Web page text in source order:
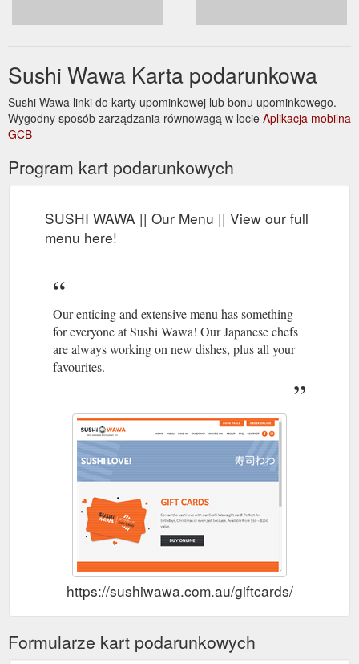
Sushi Wawa Karta podarunkowa
Sushi Wawa linki do karty upominkowej lub bonu upominkowego.
Wygodny sposób zarządzania równowagą w locie Aplikacja mobilna
GCB
Program kart podarunkowych
SUSHI WAWA || Our Menu || View our full
menu here!
Our enticing and extensive menu has something
for everyone at Sushi Wawa! Our Japanese chefs
are always working on new dishes, plus all your
favourites.
https://sushiwawa.com.au/giftcards/
Formularze kart podarunkowych